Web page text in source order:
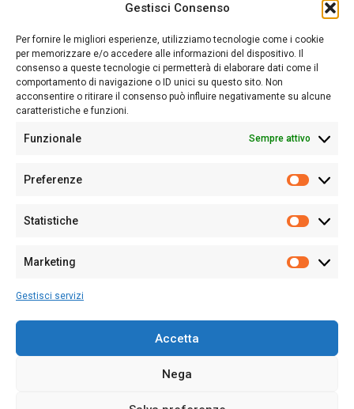
Gestisci Consenso
Per fornire le migliori esperienze, utilizziamo tecnologie come i cookie
per memorizzare e/o accedere alle informazioni del dispositivo. Il
consenso a queste tecnologie ci permetterà di elaborare dati come il
comportamento di navigazione o ID unici su questo sito. Non
acconsentire o ritirare il consenso può influire negativamente su alcune
caratteristiche e funzioni.
Funzionale Sempre attivo
Preferenze
Statistiche
Marketing
Gestisci servizi
Accetta
Nega
Sardegna Ieri-Oggi-Domani nasce per informare “liberamente” i
lettori su quanto accade in Sardegna, con un occhio rivolto al
nostro passato e, soprattutto, al nostro futuro
Follow Us
Sede:Via Cristoforo Colombo 09013 Carbonia
Partita IVA02270380922
128/2020 del 10/02/2020
Per la Pubblicità: